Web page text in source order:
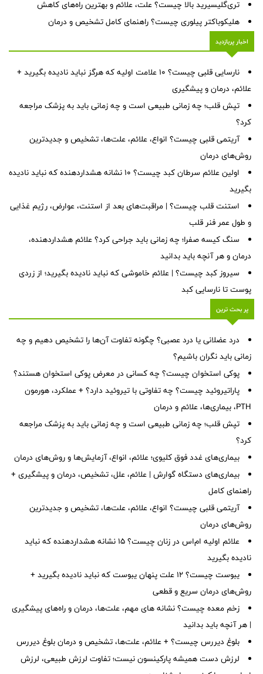
تری‌گلیسیرید بالا چیست؟ علت، علائم و بهترین راه‌های کاهش
هلیکوباکتر پیلوری چیست؟ راهنمای کامل تشخیص و درمان
اخبار پربازدید
نارسایی قلبی چیست؟ ۱۰ علامت اولیه که هرگز نباید نادیده بگیرید +
علائم، درمان و پیشگیری
تپش قلب؛ چه زمانی طبیعی است و چه زمانی باید به پزشک مراجعه
کرد؟
آریتمی قلبی چیست؟ انواع، علائم، علت‌ها، تشخیص و جدیدترین
روش‌های درمان
اولین علائم سرطان کبد چیست؟ ۱۰ نشانه هشداردهنده که نباید نادیده
بگیرید
استنت قلب چیست؟ | مراقبت‌های بعد از استنت، عوارض، رژیم غذایی
و طول عمر فنر قلب
سنگ کیسه صفرا؛ چه زمانی باید جراحی کرد؟ علائم هشداردهنده،
درمان و هر آنچه باید بدانید
سیروز کبد چیست؟ | علائم خاموشی که نباید نادیده بگیرید؛ از زردی
پوست تا نارسایی کبد
پر بحث ترین
درد عضلانی یا درد عصبی؟ چگونه تفاوت آن‌ها را تشخیص دهیم و چه
زمانی باید نگران باشیم؟
پوکی استخوان چیست؟ چه کسانی در معرض پوکی استخوان هستند؟
پاراتیروئید چیست؟ چه تفاوتی با تیروئید دارد؟ + عملکرد، هورمون
PTH، بیماری‌ها، علائم و درمان
تپش قلب؛ چه زمانی طبیعی است و چه زمانی باید به پزشک مراجعه
کرد؟
بیماری‌های غدد فوق کلیوی؛ علائم، انواع، آزمایش‌ها و روش‌های درمان
بیماری‌های دستگاه گوارش | علائم، علل، تشخیص، درمان و پیشگیری +
راهنمای کامل
آریتمی قلبی چیست؟ انواع، علائم، علت‌ها، تشخیص و جدیدترین
روش‌های درمان
علائم اولیه ام‌اس در زنان چیست؟ ۱۵ نشانه هشداردهنده که نباید
نادیده بگیرید
یبوست چیست؟ ۱۲ علت پنهان یبوست که نباید نادیده بگیرید +
روش‌های درمان سریع و قطعی
زخم معده چیست؟ نشانه های مهم، علت‌ها، درمان و راه‌های پیشگیری
| هر آنچه باید بدانید
بلوغ دیررس چیست؟ + علائم، علت‌ها، تشخیص و درمان بلوغ دیررس
لرزش دست همیشه پارکینسون نیست؛ تفاوت لرزش طبیعی، لرزش